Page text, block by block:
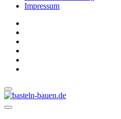
Impressum